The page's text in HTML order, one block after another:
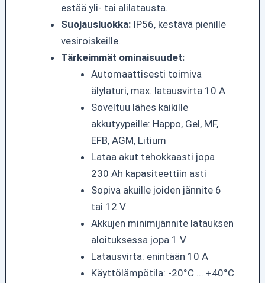
estää yli- tai alilatausta.
Suojausluokka:IP56, kestävä pienille
vesiroiskeille.
Tärkeimmät ominaisuudet:
Automaattisesti toimiva
älylaturi, max. latausvirta 10 A
Soveltuu lähes kaikille
akkutyypeille: Happo, Gel, MF,
EFB, AGM, Litium
Lataa akut tehokkaasti jopa
230 Ah kapasiteettiin asti
Sopiva akuille joiden jännite 6
tai 12 V
Akkujen minimijännite latauksen
aloituksessa jopa 1 V
Latausvirta: enintään 10 A
Käyttölämpötila: -20°C ... +40°C